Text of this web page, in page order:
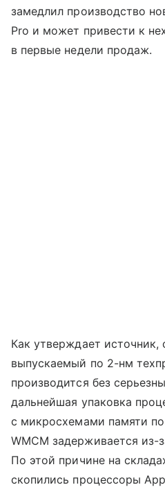
замедлил производство
Pro и может привести к
в первые недели продаж.
Как утверждает источник,
выпускаемый по 2-нм
производится без
дальнейшая упаковка
с микросхемами памяти
WMCM задерживается из-
По этой причине на
скопились процессоры